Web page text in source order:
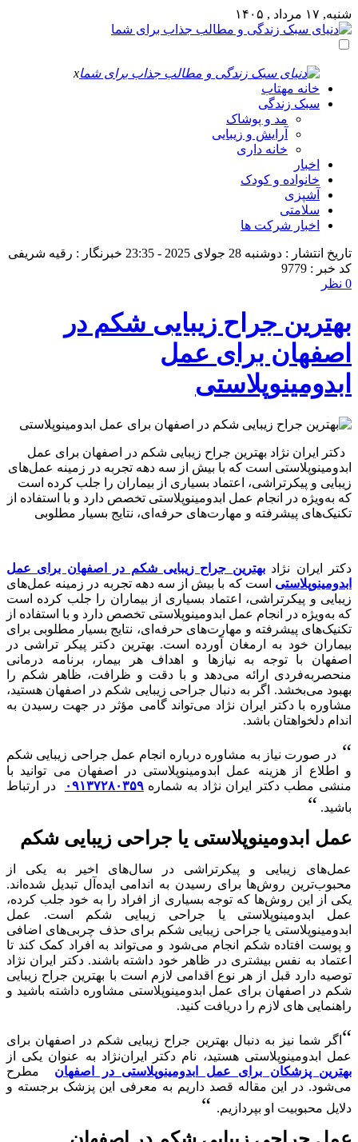
شنبه, ۱۷ مرداد , ۱۴۰۵
x
خانه مهتاب
سبک زندگی
مد و پوشاک
آرایش و زیبایی
خانه داری
اخبار
خانواده و کودک
آشپزی
سلامتی
اخبار شرکت ها
تاریخ انتشار : دوشنبه 28 جولای 2025 - 23:35
خبرنگار : رقیه شریفی
کد خبر : 9779
0 نظر
بهترین جراح زیبایی شکم در
اصفهان برای عمل
ابدومینوپلاستی
دکتر ایران نژاد بهترین جراح زیبایی شکم در اصفهان برای عمل
ابدومینوپلاستی است که با بیش از سه دهه تجربه در زمینه عمل‌های
زیبایی و پیکرتراشی، اعتماد بسیاری از بیماران را جلب کرده است
که به‌ویژه در انجام عمل ابدومینوپلاستی تخصص دارد و با استفاده از
تکنیک‌های پیشرفته و مهارت‌های حرفه‌ای، نتایج بسیار مطلوبی
دکتر ایران نژادبهترین جراح زیبایی شکم در اصفهان برای عمل
ابدومینوپلاستی است که با بیش از سه دهه تجربه در زمینه عمل‌های
زیبایی و پیکرتراشی، اعتماد بسیاری از بیماران را جلب کرده است
که به‌ویژه در انجام عمل ابدومینوپلاستی تخصص دارد و با استفاده از
تکنیک‌های پیشرفته و مهارت‌های حرفه‌ای، نتایج بسیار مطلوبی برای
بیماران خود به ارمغان آورده است. بهترین دکتر پیکر تراشی در
اصفهان با توجه به نیازها و اهداف هر بیمار، برنامه درمانی
منحصر‌به‌فردی ارائه می‌دهد و با دقت و ظرافت، ظاهر شکم را
بهبود می‌بخشد. اگر به دنبال جراحی زیبایی شکم در اصفهان هستید،
مشاوره با دکتر ایران نژاد می‌تواند گامی مؤثر در جهت رسیدن به
اندام دلخواهتان باشد.
“در صورت نیاز به مشاوره درباره انجام عمل جراحی زیبایی شکم
و اطلاع از هزینه عمل ابدومینوپلاستی در اصفهان می توانید با
منشی مطب دکتر ایران نژاد به شماره۰۹۱۳۷۲۸۰۳۵۹
در ارتباط
باشید. “
عمل ابدومینوپلاستی یا جراحی زیبایی شکم
عمل‌های زیبایی و پیکرتراشی در سال‌های اخیر به یکی از
محبوب‌ترین روش‌ها برای رسیدن به اندامی ایده‌آل تبدیل شده‌اند.
یکی از این روش‌ها که توجه بسیاری از افراد را به خود جلب کرده،
عمل ابدومینوپلاستی یا جراحی زیبایی شکم است. عمل
ابدومینوپلاستی یا جراحی زیبایی شکم برای حذف چربی‌های اضافی
و پوست افتاده شکم انجام می‌شود و می‌تواند به افراد کمک کند تا
اعتماد به نفس بیشتری در ظاهر خود داشته باشند. دکتر ایران نژاد
توصیه دارد قبل از هر نوع اقدامی لازم است با بهترین جراح زیبایی
شکم در اصفهان برای عمل ابدومینوپلاستی مشاوره داشته باشید و
راهنمایی های لازم را دریافت کنید.
“ اگر شما نیز به دنبال بهترین جراح زیبایی شکم در اصفهان برای
عمل ابدومینوپلاستی هستید، نام دکتر ایران‌نژاد به عنوان یکی از
بهترین پزشکان برای عمل ابدومینوپلاستی در اصفهان
مطرح
می‌شود. در این مقاله قصد داریم به معرفی این پزشک برجسته و
دلایل محبوبیت او بپردازیم. “